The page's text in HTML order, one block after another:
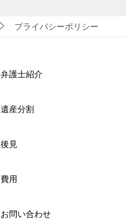
プライバシーポリシー
弁護士紹介
遺産分割
後見
費用
お問い合わせ